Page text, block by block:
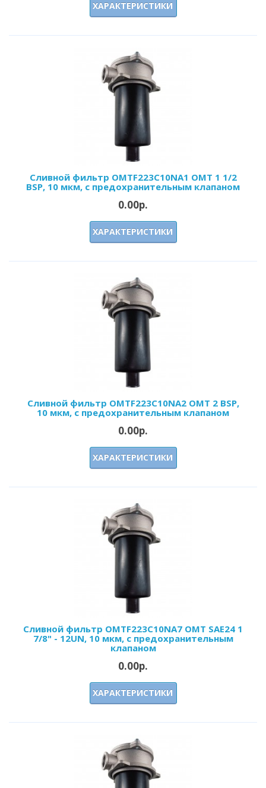
ХАРАКТЕРИСТИКИ
Сливной фильтр OMTF223С10NA1 OMT 1 1/2
BSP, 10 мкм, с предохранительным клапаном
0.00р.
ХАРАКТЕРИСТИКИ
Сливной фильтр OMTF223С10NA2 OMT 2 BSP,
10 мкм, с предохранительным клапаном
0.00р.
ХАРАКТЕРИСТИКИ
Сливной фильтр OMTF223С10NA7 OMT SAE24 1
7/8" - 12UN, 10 мкм, с предохранительным
клапаном
0.00р.
ХАРАКТЕРИСТИКИ